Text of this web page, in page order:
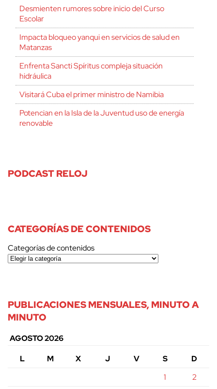
Desmienten rumores sobre inicio del Curso
Escolar
Impacta bloqueo yanqui en servicios de salud en
Matanzas
Enfrenta Sancti Spíritus compleja situación
hidráulica
Visitará Cuba el primer ministro de Namibia
Potencian en la Isla de la Juventud uso de energía
renovable
PODCAST RELOJ
CATEGORÍAS DE CONTENIDOS
Categorías de contenidos
PUBLICACIONES MENSUALES, MINUTO A
MINUTO
AGOSTO 2026
L
M X J V S
D
1
2